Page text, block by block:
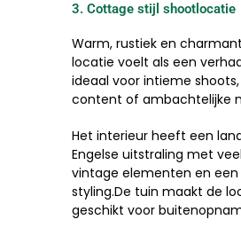
3. Cottage stijl shootlocatie ​
Warm, rustiek en
locatie voelt als een
ideaal voor intieme shoots,
content of ambachtelijke
Het interieur heeft een
Engelse uitstraling met
vintage elementen en
styling.De tuin maakt de
geschikt voor